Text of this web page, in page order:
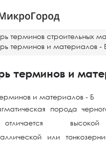
терминов строительных
терминов и материалов -
терминов и
порода
высокой
или